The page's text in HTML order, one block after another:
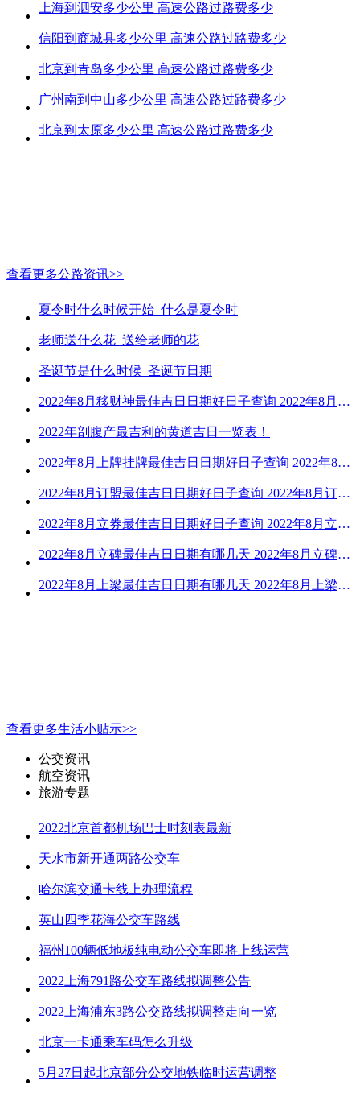
上海到泗安多少公里 高速公路过路费多少
信阳到商城县多少公里 高速公路过路费多少
北京到青岛多少公里 高速公路过路费多少
广州南到中山多少公里 高速公路过路费多少
北京到太原多少公里 高速公路过路费多少
查看更多公路资讯>>
夏令时什么时候开始_什么是夏令时
老师送什么花_送给老师的花
圣诞节是什么时候_圣诞节日期
2022年8月移财神最佳吉日日期好日子查询 2022年8月移财神吉日一览
2022年剖腹产最吉利的黄道吉日一览表！
2022年8月上牌挂牌最佳吉日日期好日子查询 2022年8月上牌吉日精选
2022年8月订盟最佳吉日日期好日子查询 2022年8月订盟黄道吉日一览
2022年8月立券最佳吉日日期好日子查询 2022年8月立券的黄道吉日一览
2022年8月立碑最佳吉日日期有哪几天 2022年8月立碑吉日查询
2022年8月上梁最佳吉日日期有哪几天 2022年8月上梁的黄道吉日
查看更多生活小贴示>>
公交资讯
航空资讯
旅游专题
2022北京首都机场巴士时刻表最新
天水市新开通两路公交车
哈尔滨交通卡线上办理流程
英山四季花海公交车路线
福州100辆低地板纯电动公交车即将上线运营
2022上海791路公交车路线拟调整公告
2022上海浦东3路公交路线拟调整走向一览
北京一卡通乘车码怎么升级
5月27日起北京部分公交地铁临时运营调整